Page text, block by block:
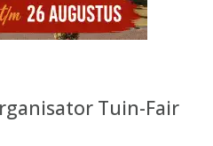
Tuin-Fair